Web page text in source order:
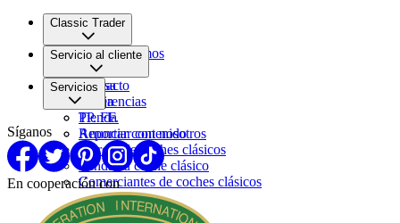
Classic Trader
Quiénes somos
Empleo
Prensa
Pareja
Servicio al cliente
Contacto
Sugerencias
PP. FF.
Reportar contenido
Servicios
Tienda
Anunciar con nosotros
Marcas de coches clásicos
Venda su coche clásico
Comerciantes de coches clásicos
Síganos
En cooperación con